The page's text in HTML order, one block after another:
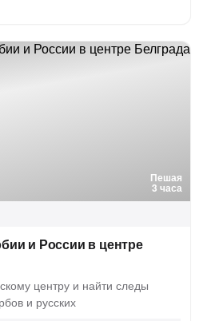
Пешая
3 часа
и России в центре
центру и найти следы
и русских